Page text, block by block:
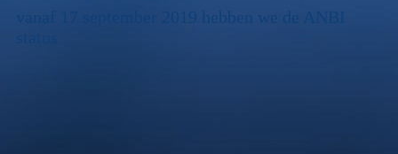
vanaf 17 september 2019 hebben we de ANBI